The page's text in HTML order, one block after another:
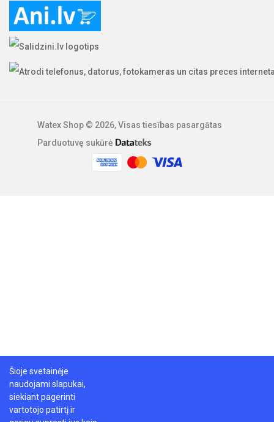
Watex Shop © 2026, Visas tiesības pasargātas
Parduotuvę sukūrė
Šioje svetainėje
naudojami slapukai,
siekiant pagerinti
vartotojo patirtį ir